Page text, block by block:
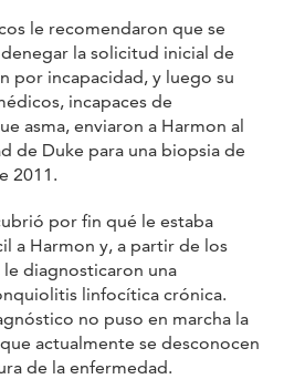
le recomendaron que se
la solicitud inicial de
por incapacidad, y luego su
incapaces de
asma, enviaron a Harmon al
de Duke para una biopsia de
2011.
por fin qué le estaba
a Harmon y, a partir de los
diagnosticaron una
linfocítica crónica.
no puso en marcha la
actualmente se desconocen
de la enfermedad.